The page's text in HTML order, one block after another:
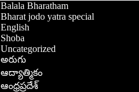
Balala Bharatham
Bharat jodo yatra special
English
Shoba
Uncategorized
అరుగు
ఆద్యాత్మికం
ఆంధ్రప్రదేశ్